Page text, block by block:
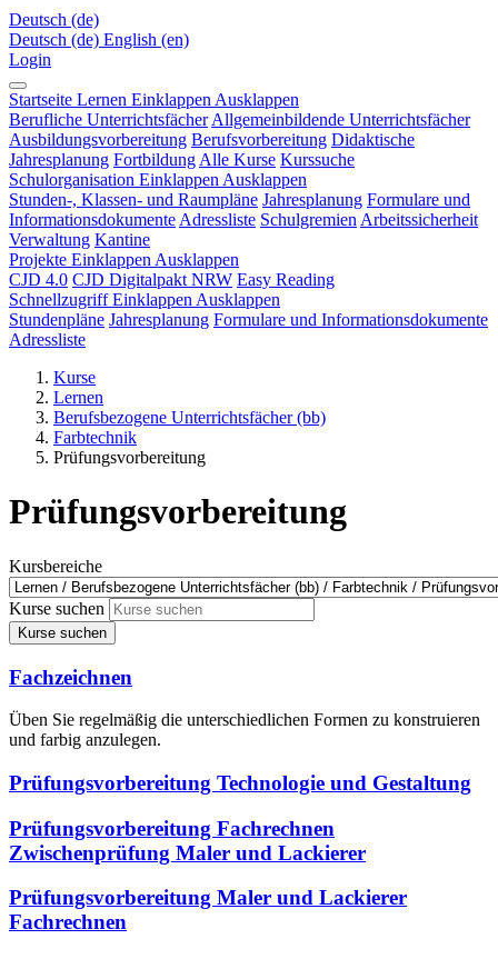
Deutsch ‎(de)‎
Deutsch ‎(de)‎ English ‎(en)‎
Login
Startseite Lernen Einklappen Ausklappen
Berufliche Unterrichtsfächer Allgemeinbildende Unterrichtsfächer
Ausbildungsvorbereitung Berufsvorbereitung Didaktische
Jahresplanung Fortbildung Alle Kurse Kurssuche
Schulorganisation Einklappen Ausklappen
Stunden-, Klassen- und Raumpläne Jahresplanung Formulare und
Informationsdokumente Adressliste Schulgremien Arbeitssicherheit
Verwaltung Kantine
Projekte Einklappen Ausklappen
CJD 4.0 CJD Digitalpakt NRW Easy Reading
SchnellzugriffEinklappen Ausklappen
Stundenpläne Jahresplanung Formulare und Informationsdokumente
Adressliste
Kurse
Lernen
Berufsbezogene Unterrichtsfächer (bb)
Farbtechnik
Prüfungsvorbereitung
Prüfungsvorbereitung
Kursbereiche
Kurse suchen
Kurse suchen
Fachzeichnen
Üben Sie regelmäßig die unterschiedlichen Formen zu konstruieren
und farbig anzulegen.
Prüfungsvorbereitung Technologie und Gestaltung
Prüfungsvorbereitung Fachrechnen
Zwischenprüfung Maler und Lackierer
Prüfungsvorbereitung Maler und Lackierer
Fachrechnen